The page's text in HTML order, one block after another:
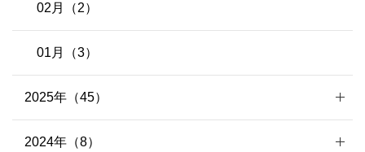
02月（2）
01月（3）
2025年（45）
2024年（8）